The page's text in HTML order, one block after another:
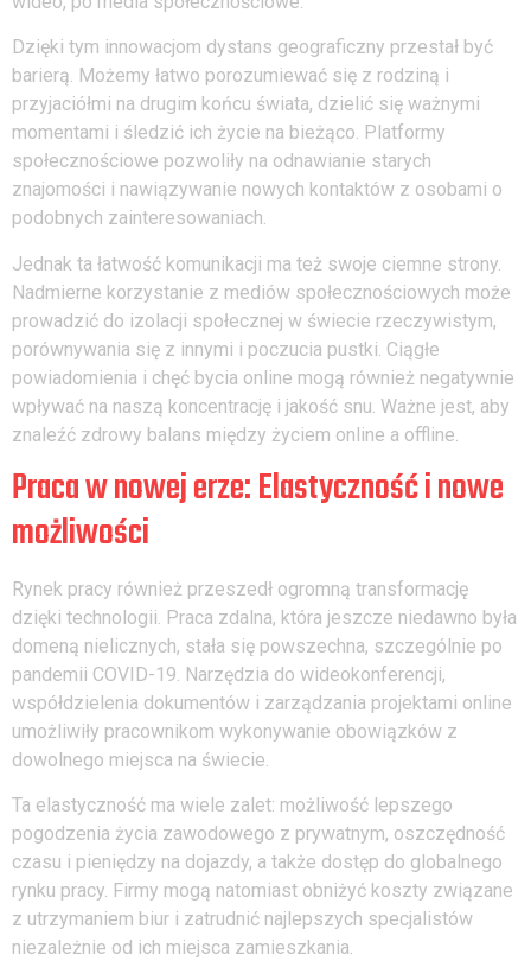
Dzięki tym innowacjom dystans geograficzny przestał być
barierą. Możemy łatwo porozumiewać się z rodziną i
przyjaciółmi na drugim końcu świata, dzielić się ważnymi
momentami i śledzić ich życie na bieżąco. Platformy
społecznościowe pozwoliły na odnawianie starych
znajomości i nawiązywanie nowych kontaktów z osobami o
podobnych zainteresowaniach.
Jednak ta łatwość komunikacji ma też swoje ciemne strony.
Nadmierne korzystanie z mediów społecznościowych może
prowadzić do izolacji społecznej w świecie rzeczywistym,
porównywania się z innymi i poczucia pustki. Ciągłe
powiadomienia i chęć bycia online mogą również negatywnie
wpływać na naszą koncentrację i jakość snu. Ważne jest, aby
znaleźć zdrowy balans między życiem online a offline.
Praca w nowej erze: Elastyczność i nowe
możliwości
Rynek pracy również przeszedł ogromną transformację
dzięki technologii. Praca zdalna, która jeszcze niedawno była
domeną nielicznych, stała się powszechna, szczególnie po
pandemii COVID-19. Narzędzia do wideokonferencji,
współdzielenia dokumentów i zarządzania projektami online
umożliwiły pracownikom wykonywanie obowiązków z
dowolnego miejsca na świecie.
Ta elastyczność ma wiele zalet: możliwość lepszego
pogodzenia życia zawodowego z prywatnym, oszczędność
czasu i pieniędzy na dojazdy, a także dostęp do globalnego
rynku pracy. Firmy mogą natomiast obniżyć koszty związane
z utrzymaniem biur i zatrudnić najlepszych specjalistów
niezależnie od ich miejsca zamieszkania.